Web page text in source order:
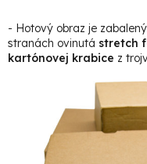
- Hotový obraz je
stranách ovinutá stretch
kartónovej krabice z